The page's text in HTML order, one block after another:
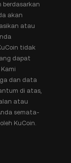
akan
atau
tidak
dapat
dan data
di atas,
atau
semata-
KuCoin.